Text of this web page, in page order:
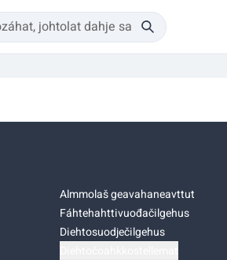
Almmolaš geavahaneavttut
Fáhtehahttivuođačilgehus
Diehtosuodječilgehus